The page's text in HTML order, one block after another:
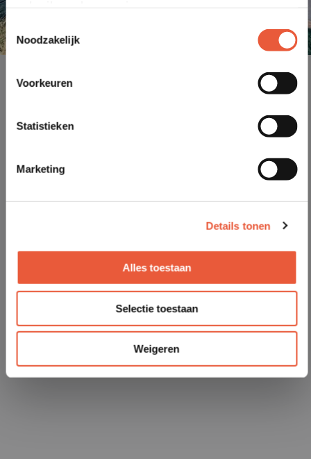
Toestemmingsselectie
Noodzakelijk
Voorkeuren
Statistieken
Marketing
Details tonen
Alles toestaan
Selectie toestaan
Weigeren